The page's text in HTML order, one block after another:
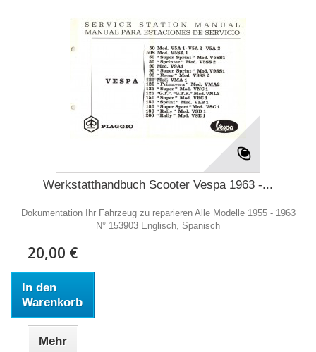
Werkstatthandbuch Scooter Vespa 1963 -...
Dokumentation Ihr Fahrzeug zu reparieren Alle Modelle 1955 - 1963
N° 153903 Englisch, Spanisch
20,00 €
In den
Warenkorb
Mehr